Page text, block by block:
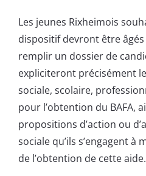
Les jeunes Rixheimois
dispositif devront être âgés
remplir un dossier de
expliciteront précisément
sociale, scolaire,
pour l’obtention du BAFA,
propositions d’action ou
sociale qu’ils s’engagent
de l’obtention de cette aide.